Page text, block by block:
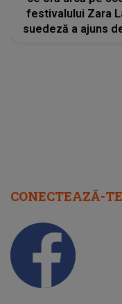
festivalului Zara
suedeză a ajuns
CONECTEAZĂ-